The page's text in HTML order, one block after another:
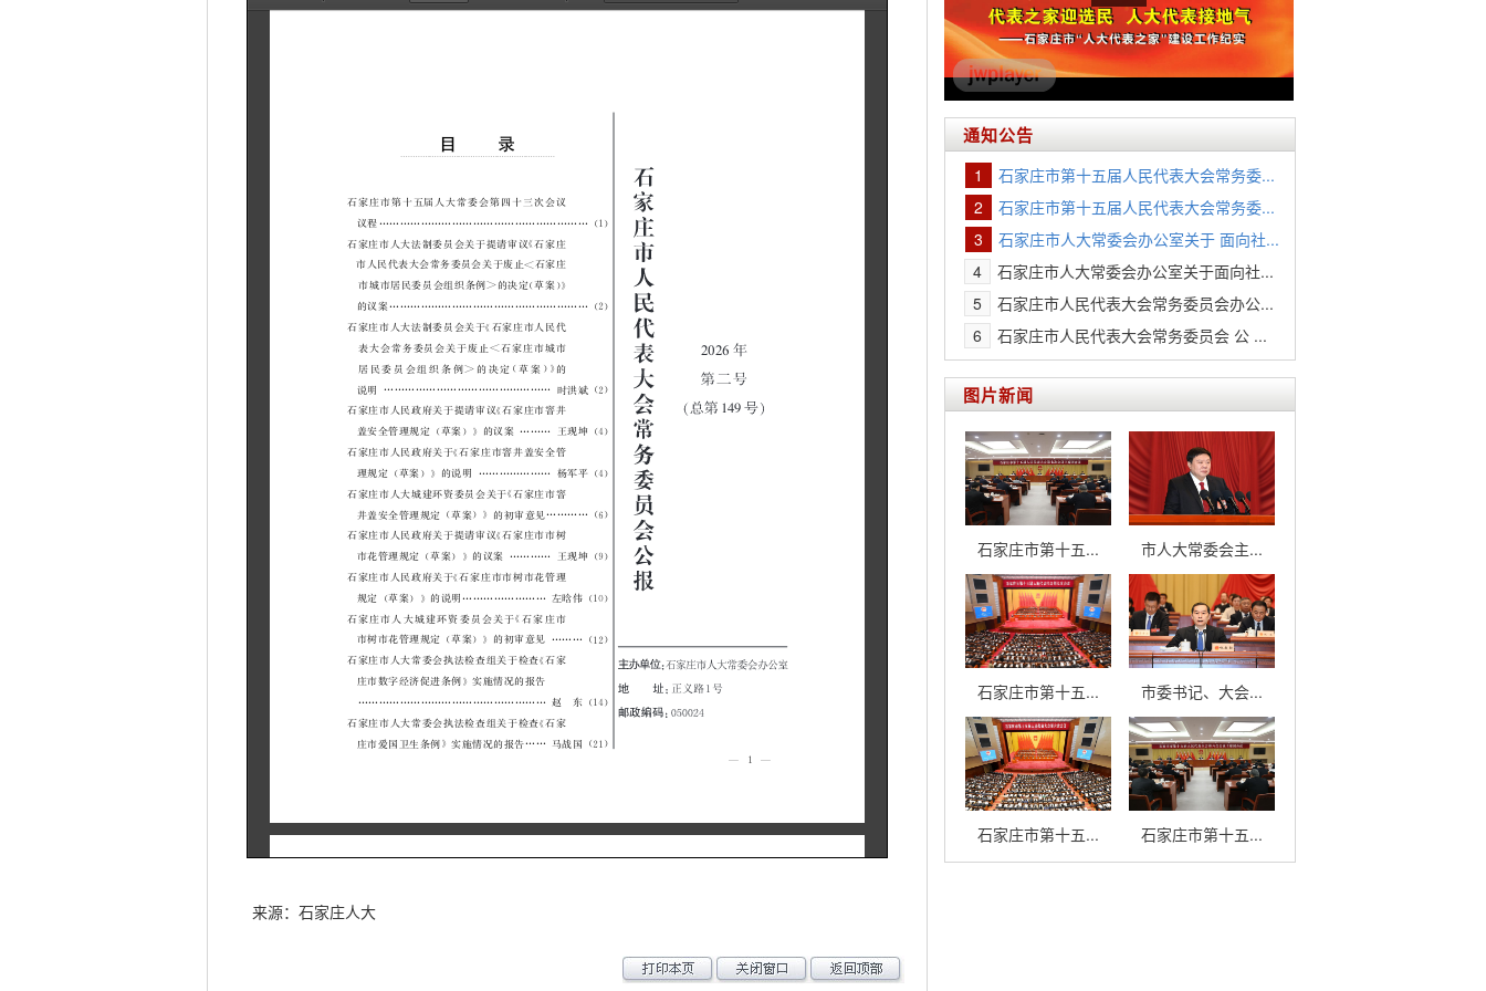
来源：石家庄人大
通知公告
1
石家庄市第十五届人民代表大会常务委...
2
石家庄市第十五届人民代表大会常务委...
3
石家庄市人大常委会办公室关于 面向社...
4
石家庄市人大常委会办公室关于面向社...
5
石家庄市人民代表大会常务委员会办公...
6
石家庄市人民代表大会常务委员会 公 ...
图片新闻
石家庄市第十五... 市人大常委会主...
石家庄市第十五... 市委书记、大会...
石家庄市第十五... 石家庄市第十五...